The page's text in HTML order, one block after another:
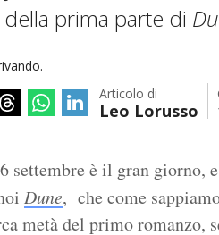
prima parte di
Articolo di
Leo Lorusso
settembre è il gran giorno,
Dune, che come
metà del primo romanzo,